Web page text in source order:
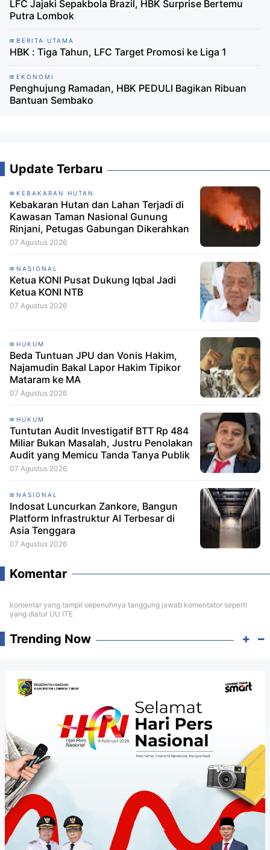
LFC Jajaki Sepakbola Brazil, HBK Surprise Bertemu
Putra Lombok
BERITA UTAMA
HBK : Tiga Tahun, LFC Target Promosi ke Liga 1
EKONOMI
Penghujung Ramadan, HBK PEDULI Bagikan Ribuan
Bantuan Sembako
Update Terbaru
KEBAKARAN HUTAN
Kebakaran Hutan dan Lahan Terjadi di
Kawasan Taman Nasional Gunung
Rinjani, Petugas Gabungan Dikerahkan
07 Agustus 2026
NASIONAL
Ketua KONI Pusat Dukung Iqbal Jadi
Ketua KONI NTB
07 Agustus 2026
HUKUM
Beda Tuntuan JPU dan Vonis Hakim,
Najamudin Bakal Lapor Hakim Tipikor
Mataram ke MA
07 Agustus 2026
HUKUM
Tuntutan Audit Investigatif BTT Rp 484
Miliar Bukan Masalah, Justru Penolakan
Audit yang Memicu Tanda Tanya Publik
07 Agustus 2026
NASIONAL
Indosat Luncurkan Zankore, Bangun
Platform Infrastruktur AI Terbesar di
Asia Tenggara
07 Agustus 2026
Komentar
komentar yang tampil sepenuhnya tanggung jawab komentator seperti
yang diatur UU ITE
Trending Now